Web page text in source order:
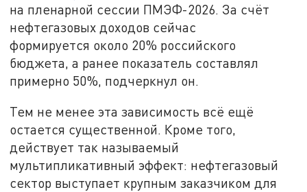
на пленарной сессии ПМЭФ-2026. За счёт
нефтегазовых доходов сейчас
формируется около 20% российского
бюджета, а ранее показатель составлял
примерно 50%, подчеркнул он.
Тем не менее эта зависимость всё ещё
остается существенной. Кроме того,
действует так называемый
мультипликативный эффект: нефтегазовый
сектор выступает крупным заказчиком для